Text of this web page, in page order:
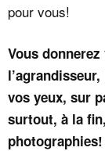
pour vous!
Vous
vos yeux, sur
surtout, à la
photographies!